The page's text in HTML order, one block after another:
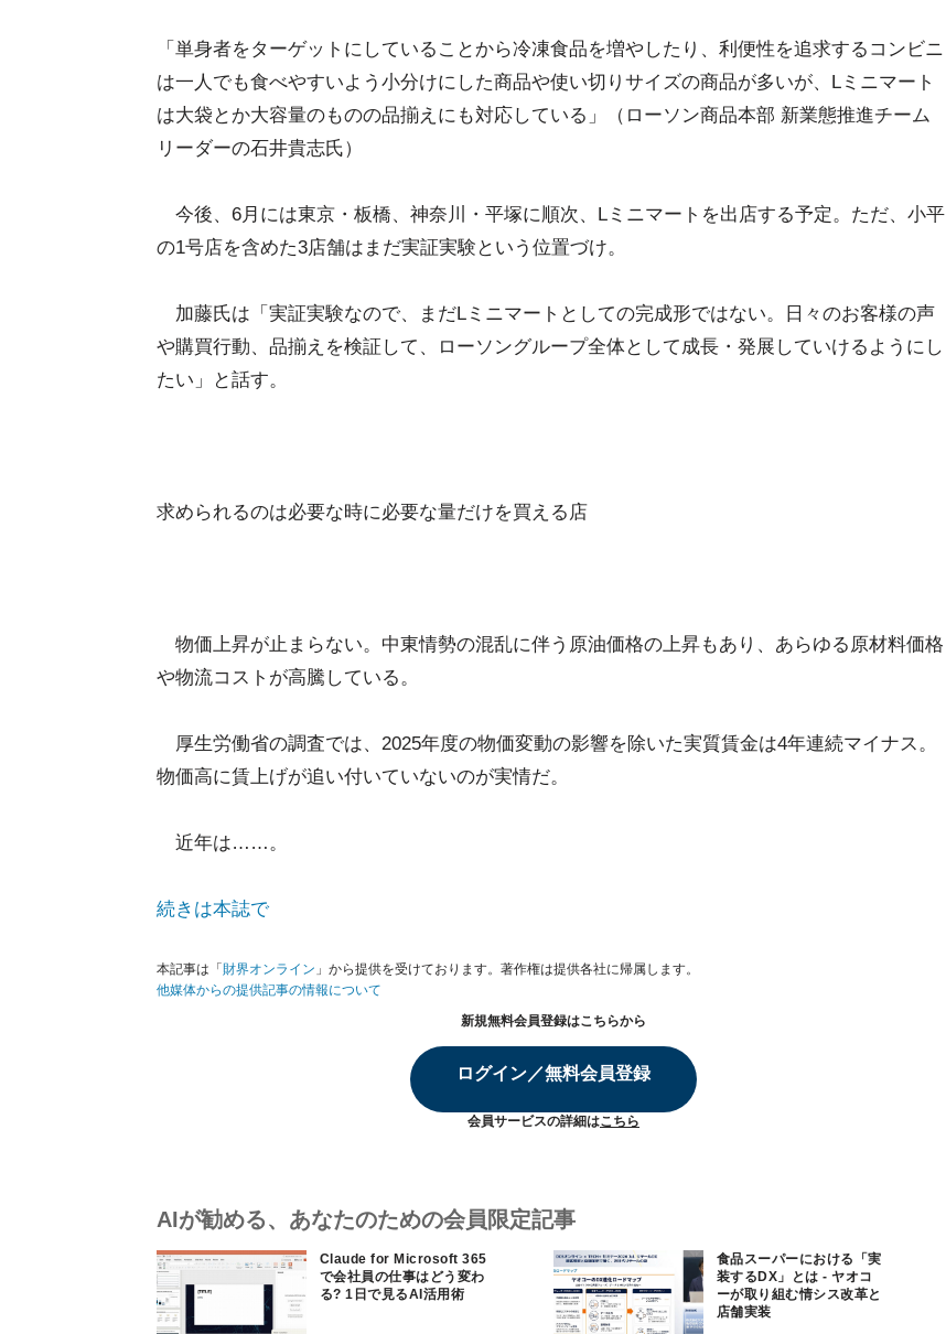
「単身者をターゲットにしていることから冷凍食品を増やしたり、利便性を追求するコンビニ
は一人でも食べやすいよう小分けにした商品や使い切りサイズの商品が多いが、Lミニマート
は大袋とか大容量のものの品揃えにも対応している」（ローソン商品本部 新業態推進チーム
リーダーの石井貴志氏）
今後、6月には東京・板橋、神奈川・平塚に順次、Lミニマートを出店する予定。ただ、小平
の1号店を含めた3店舗はまだ実証実験という位置づけ。
加藤氏は「実証実験なので、まだLミニマートとしての完成形ではない。日々のお客様の声
や購買行動、品揃えを検証して、ローソングループ全体として成長・発展していけるようにし
たい」と話す。
求められるのは必要な時に必要な量だけを買える店
物価上昇が止まらない。中東情勢の混乱に伴う原油価格の上昇もあり、あらゆる原材料価格
や物流コストが高騰している。
厚生労働省の調査では、2025年度の物価変動の影響を除いた実質賃金は4年連続マイナス。
物価高に賃上げが追い付いていないのが実情だ。
近年は……。
続きは本誌で
本記事は「 財界オンライン 」から提供を受けております。著作権は提供各社に帰属します。
他媒体からの提供記事の情報について
新規無料会員登録はこちらから
ログイン／無料会員登録
会員サービスの詳細はこちら
AIが勧める、あなたのための会員限定記事
Claude for Microsoft 365
で会社員の仕事はどう変わ
る? 1日で見るAI活用術
食品スーパーにおける「実
装するDX」とは - ヤオコ
ーが取り組む情シス改革と
店舗実装